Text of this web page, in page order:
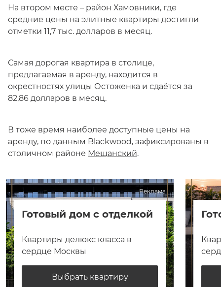
На втором месте – район Хамовники, где
средние цены на элитные квартиры достигли
отметки 11,7 тыс. долларов в месяц.
Самая дорогая квартира в столице,
предлагаемая в аренду, находится в
окрестностях улицы Остоженка и сдаётся за
82,86 долларов в месяц.
В тоже время наиболее доступные цены на
аренду, по данным Blackwood, зафиксированы в
столичном районе Мещанский.
Реклама
Готовый дом с отделкой
Квартиры делюкс класса в
сердце Москвы
Выбрать квартиру